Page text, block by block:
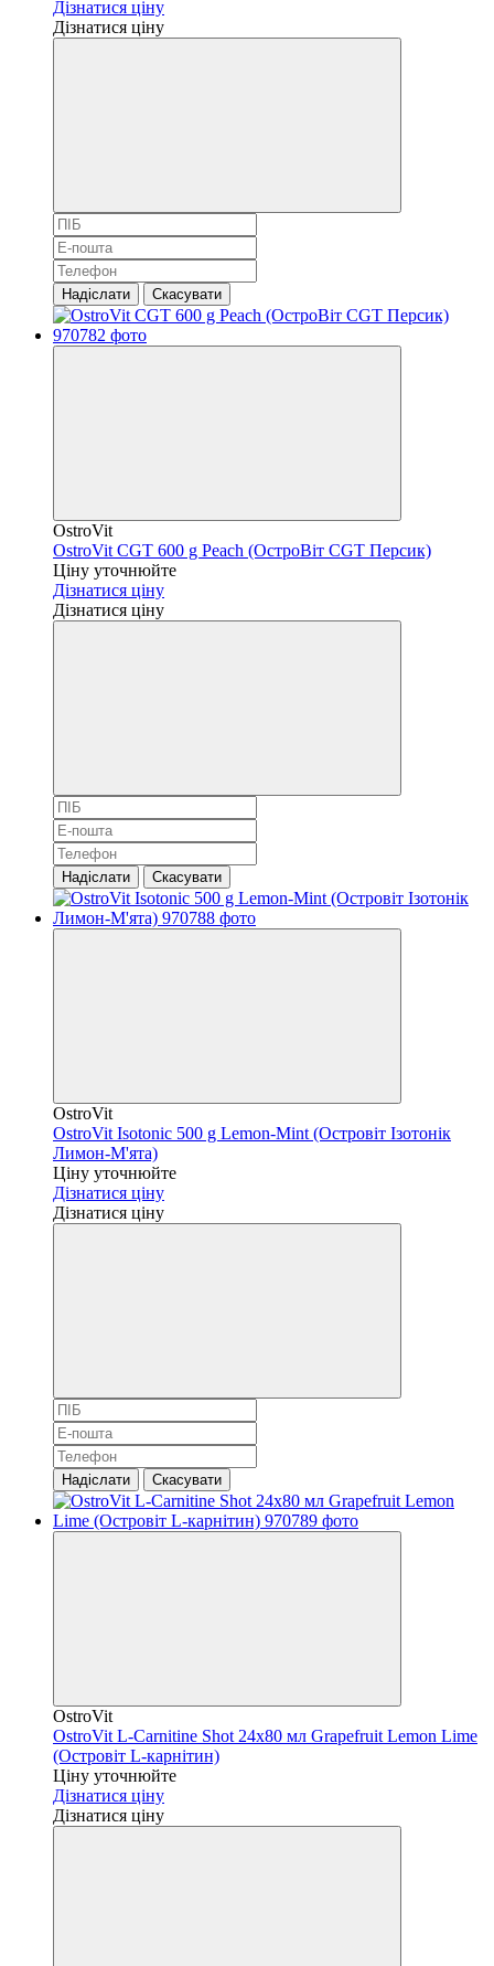
Дізнатися ціну
Дізнатися ціну
Надіслати Скасувати
OstroVit
OstroVit CGT 600 g Peach (ОстроВіт CGT Персик)
Ціну уточнюйте
Дізнатися ціну
Дізнатися ціну
Надіслати Скасувати
OstroVit
OstroVit Isotonic 500 g Lemon-Mint (Островіт Ізотонік
Лимон-М'ята)
Ціну уточнюйте
Дізнатися ціну
Дізнатися ціну
Надіслати Скасувати
OstroVit
OstroVit L-Carnitine Shot 24x80 мл Grapefruit Lemon Lime
(Островіт L-карнітин)
Ціну уточнюйте
Дізнатися ціну
Дізнатися ціну